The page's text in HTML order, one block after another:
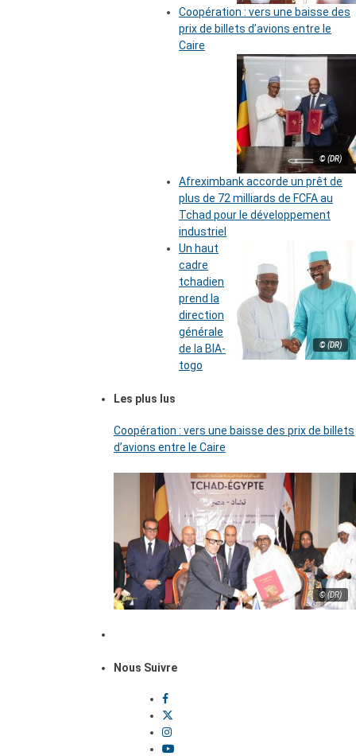
Coopération : vers une baisse des
prix de billets d’avions entre le
Caire
© (DR)
Afreximbank accorde un prêt de
plus de 72 milliards de FCFA au
Tchad pour le développement
industriel
© (DR)
Un haut
cadre
tchadien
prend la
direction
générale
de la BIA-
togo
Les plus lus
Coopération : vers une baisse des prix de billets
d’avions entre le Caire
© (DR)
Nous Suivre